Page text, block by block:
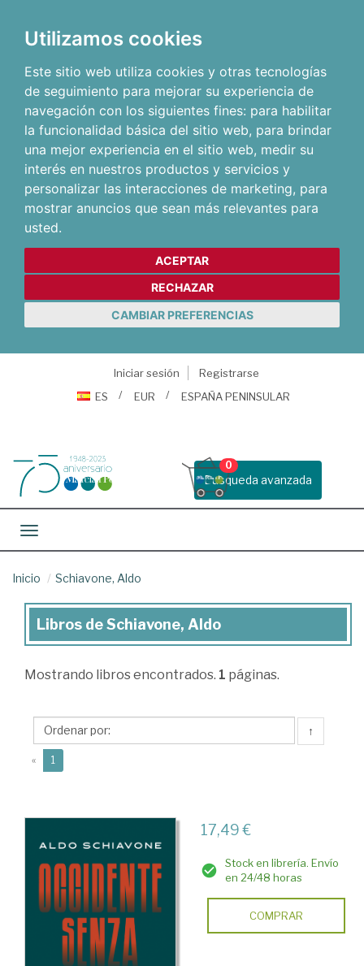
Utilizamos cookies
Este sitio web utiliza cookies y otras tecnologías
de seguimiento para mejorar su experiencia de
navegación con los siguientes fines: para habilitar
la funcionalidad básica del sitio web, para brindar
una mejor experiencia en el sitio web, medir su
interés en nuestros productos y servicios y
personalizar las interacciones de marketing, para
mostrar anuncios que sean más relevantes para
usted.
ACEPTAR
RECHAZAR
CAMBIAR PREFERENCIAS
Iniciar sesión
Registrarse
ES
EUR ESPAÑA PENINSULAR
Busqueda avanzada
0
Toggle navigation
Inicio Schiavone, Aldo
Libros
Schiavone,
Libros de Schiavone, Aldo
Mostrando libros encontrados. 1 páginas.
↑
« 1
17,49 €
Stock en librería. Envío
en 24/48 horas
COMPRAR